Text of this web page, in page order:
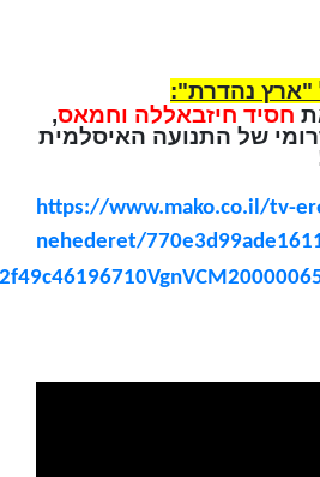
"ארץ נהדרת":
חסיד חיזבאללה וחמאס,
של התנועה האיסלמית
https://www.mako.co.il/tv-
nehederet/